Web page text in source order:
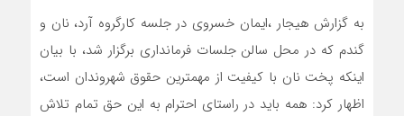
به گزارش هیجار ،ایمان خسروی در جلسه کارگروه آرد، نان و
گندم که در محل سالن جلسات فرمانداری برگزار شد، با بیان
اینکه پخت نان با کیفیت از مهمترین حقوق شهروندان است،
اظهار کرد: همه باید در راستای احترام به این حق تمام تلاش